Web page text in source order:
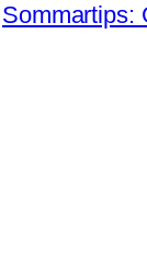
Sommartips: